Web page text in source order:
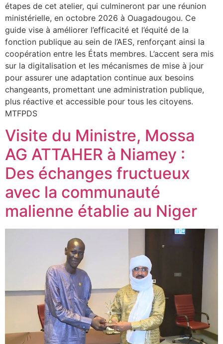
étapes de cet atelier, qui culmineront par une réunion
ministérielle, en octobre 2026 à Ouagadougou. Ce
guide vise à améliorer l’efficacité et l’équité de la
fonction publique au sein de l’AES, renforçant ainsi la
coopération entre les États membres. L’accent sera mis
sur la digitalisation et les mécanismes de mise à jour
pour assurer une adaptation continue aux besoins
changeants, promettant une administration publique,
plus réactive et accessible pour tous les citoyens.
MTFPDS
Visite du Ministre, Mossa
AG ATTAHER à Niamey :
Des échanges fructueux
avec la communauté
malienne établie au Niger